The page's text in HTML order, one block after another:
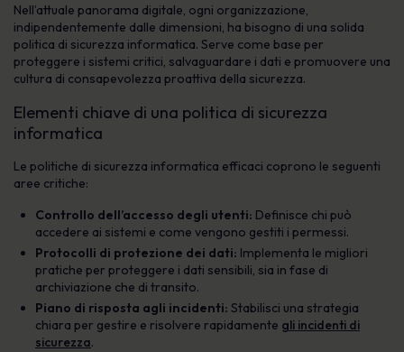
Nell’attuale panorama digitale, ogni organizzazione,
indipendentemente dalle dimensioni, ha bisogno di una solida
politica di sicurezza informatica. Serve come base per
proteggere i sistemi critici, salvaguardare i dati e promuovere una
cultura di consapevolezza proattiva della sicurezza.
Elementi chiave di una politica di sicurezza
informatica
Le politiche di sicurezza informatica efficaci coprono le seguenti
aree critiche:
Controllo dell’accesso degli utenti: Definisce chi può
accedere ai sistemi e come vengono gestiti i permessi.
Protocolli di protezione dei dati: Implementa le migliori
pratiche per proteggere i dati sensibili, sia in fase di
archiviazione che di transito.
Piano di risposta agli incidenti: Stabilisci una strategia
chiara per gestire e risolvere rapidamente gli incidenti di
sicurezza.